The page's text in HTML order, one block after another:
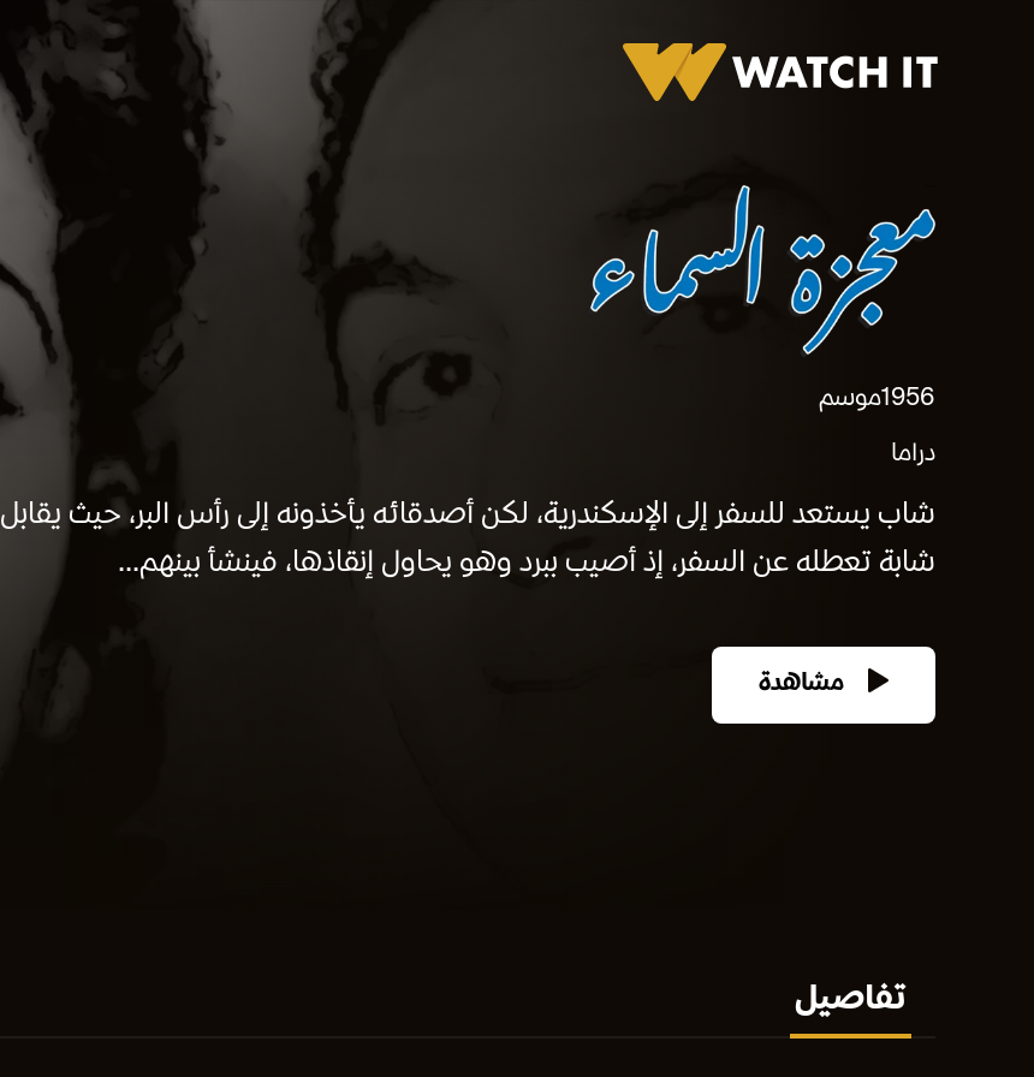
1956موسم
دراما
شاب يستعد للسفر إلى الإسكندرية، لكن أصدقائه يأخذونه إلى رأس البر، حيث يقابل
شابة تعطله عن السفر، إذ أصيب ببرد وهو يحاول إنقاذها، فينشأ بينهم...
مشاهدة
تفاصيل